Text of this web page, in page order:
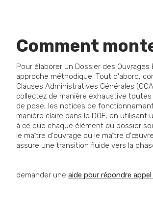
Comment
Pour élaborer un Dossier des
approche méthodique. Tout d'abord,
Clauses Administratives Générales
collectez de manière exhaustive
de pose, les notices de
manière claire dans le DOE, en
à ce que chaque élément du dossier
le maître d'ouvrage ou le maître
assure une transition fluide vers la
demander uneaide pour répondre